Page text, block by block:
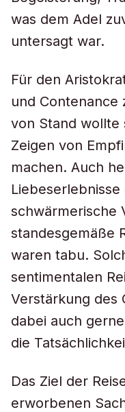
was dem Adel
untersagt war.
Für den
und Contenance
von Stand wollte
Zeigen von
machen. Auch
schwärmerische
standesgemäße
waren tabu.
sentimentalen
Verstärkung des
dabei auch
die
Das Ziel der
erworbenen